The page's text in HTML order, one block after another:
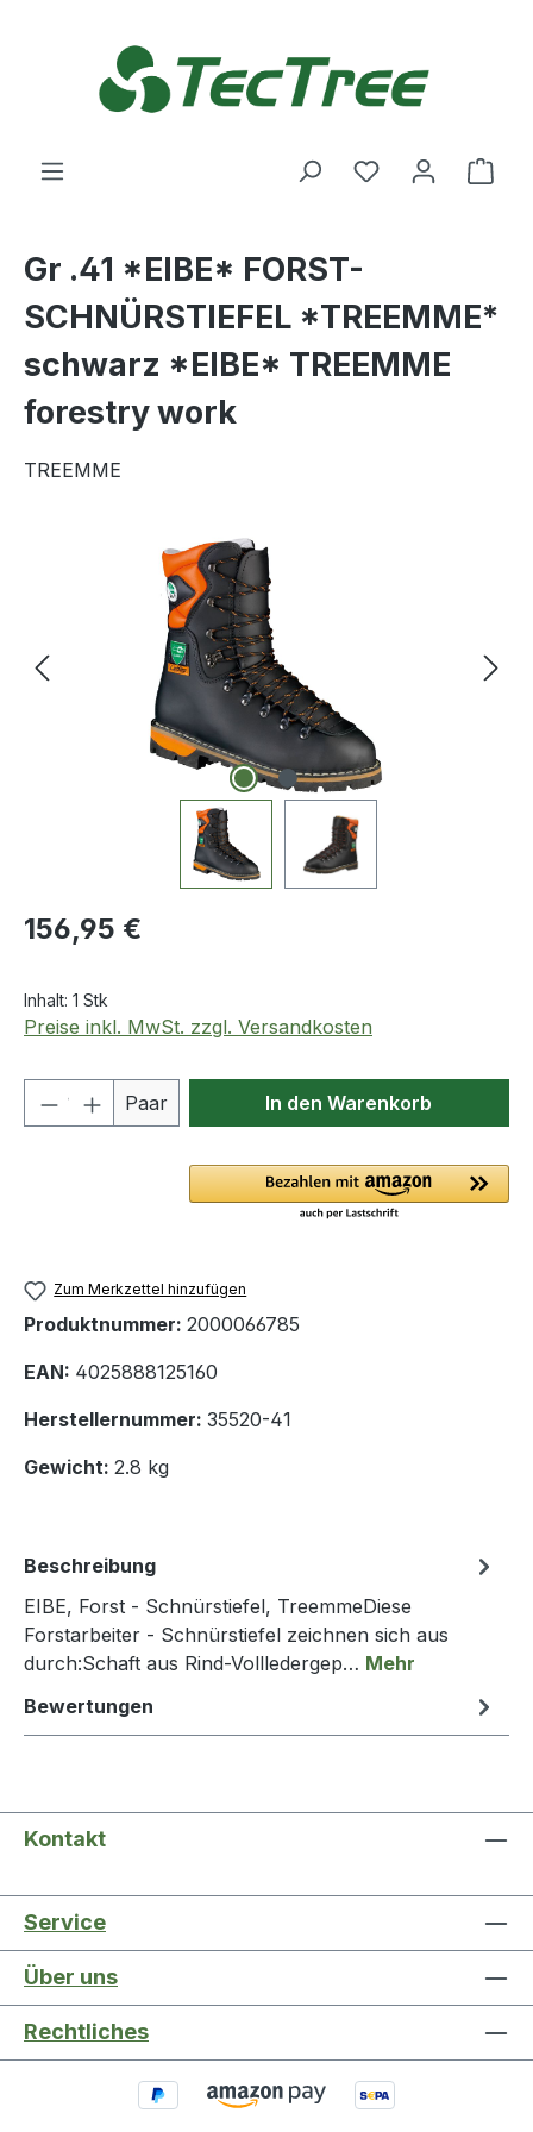
Du hast 0
Gr .41 *EIBE* FORST-
SCHNÜRSTIEFEL *TREEMME*
schwarz *EIBE* TREEMME
forestry work
TREEMME
Bildergalerie überspringen
Regulärer Preis:
156,95 €
Inhalt: 1 Stk
Preise inkl. MwSt. zzgl. Versandkosten
Produkt Anzahl: Gib den
Paar In den Warenkorb
Zum Merkzettel hinzufügen
Produktnummer: 2000066785
EAN: 4025888125160
Herstellernummer: 35520-41
Gewicht: 2.8 kg
Beschreibung
EIBE, Forst - Schnürstiefel, TreemmeDiese
Forstarbeiter - Schnürstiefel zeichnen sich aus
durch:Schaft aus Rind-Vollledergep… Mehr
Bewertungen
Kontakt
Service
Über uns
Rechtliches